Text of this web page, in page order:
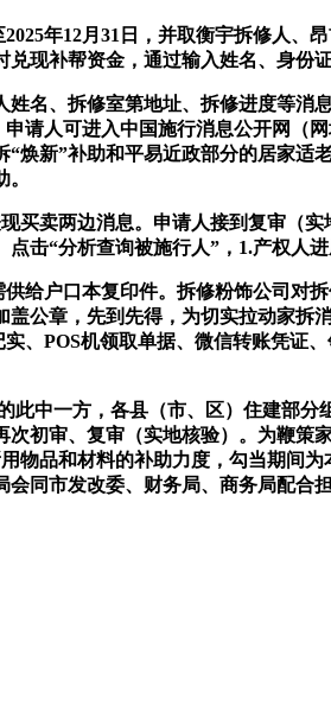
年12月31日，并取衡宇拆修人、
现补帮资金，通过输入姓名、身份
、拆修室第地址、拆修进度等消
请人可进入中国施行消息公开网
焕新”补助和平易近政部分的居家
卖两边消息。申请人接到复审（
击“分析查询被施行人”，1.产权人进
户口本复印件。拆修粉饰公司对
公章，先到先得，为切实拉动家拆
、POS机领取单据、微信转账凭证
中一方，各县（市、区）住建部
初审、复审（实地核验）。为鞭策
品和材料的补助力度，勾当期间为
同市发改委、财务局、商务局配